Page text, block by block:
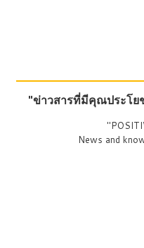
"ข่าวสารที่มีคุณประโย
News and